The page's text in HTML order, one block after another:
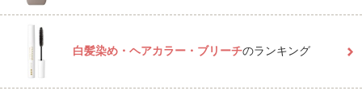
白髪染め・ヘアカラー・ブリーチのランキング